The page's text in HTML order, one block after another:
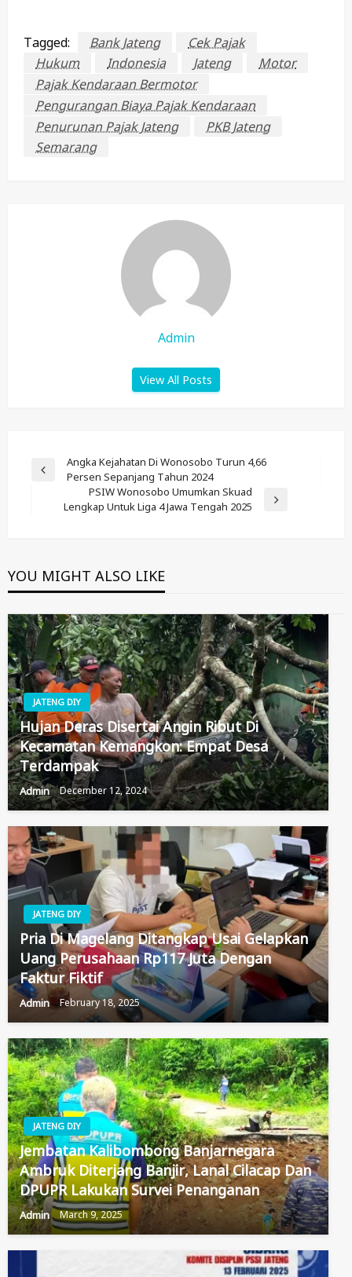
Tagged: Bank Jateng
Cek Pajak
Hukum
Indonesia Jateng
Motor
Pajak Kendaraan Bermotor
Pengurangan Biaya Pajak Kendaraan
Penurunan Pajak Jateng
PKB Jateng
Semarang
Admin
View All Posts
Post
Navigation
Previous
Angka Kejahatan Di Wonosobo Turun 4,66
Persen Sepanjang Tahun 2024
Next
PSIW Wonosobo Umumkan Skuad
Lengkap Untuk Liga 4 Jawa Tengah 2025
YOU MIGHT ALSO LIKE
JATENG DIY
Hujan Deras Disertai Angin Ribut Di
Kecamatan Kemangkon: Empat Desa
Terdampak
Admin December 12, 2024
JATENG DIY
Pria Di Magelang Ditangkap Usai Gelapkan
Uang Perusahaan Rp117 Juta Dengan
Faktur Fiktif
Admin February 18, 2025
JATENG DIY
Jembatan Kalibombong Banjarnegara
Ambruk Diterjang Banjir, Lanal Cilacap Dan
DPUPR Lakukan Survei Penanganan
Admin March 9, 2025